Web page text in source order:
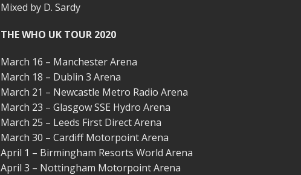
Mixed by D. Sardy
THE WHO UK TOUR 2020
March 16 – Manchester Arena
March 18 – Dublin 3 Arena
March 21 – Newcastle Metro Radio Arena
March 23 – Glasgow SSE Hydro Arena
March 25 – Leeds First Direct Arena
March 30 – Cardiff Motorpoint Arena
April 1 – Birmingham Resorts World Arena
April 3 – Nottingham Motorpoint Arena